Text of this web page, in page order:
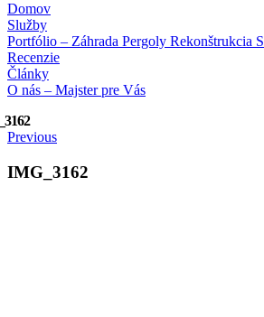
Domov
Služby
Portfólio – Záhrada Pergoly Rekonštrukcia
Recenzie
Články
O nás – Majster pre Vás
Previous
IMG_3162